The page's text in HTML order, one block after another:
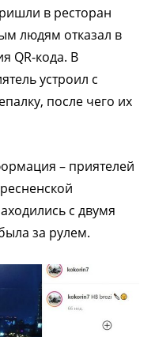
в ресторан
людям отказал в
QR-кода. В
устроил с
после чего их
– приятелей
с двумя
за рулем.